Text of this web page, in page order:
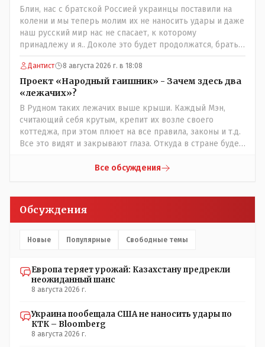
Блин, нас с братской Россией украинцы поставили на
колени и мы теперь молим их не наносить удары и даже
наш русский мир нас не спасает, к которому
принадлежу и я.. Доколе это будет продолжатся, братья
мои зетники на форуме?
Дантист 8 августа 2026 г. в 18:08
Проект «Народный гаишник» - Зачем здесь два
«лежачих»?
В Рудном таких лежачих выше крыши. Каждый Мэн,
считающий себя крутым, крепит их возле своего
коттеджа, при этом плюет на все правила, законы и т.д.
Все это видят и закрывают глаза. Откуда в стране будет
Все обсуждения
Обсуждения
Новые Популярные Свободные темы
Европа теряет урожай: Казахстану предрекли
неожиданный шанс
8 августа 2026 г.
Украина пообещала США не наносить удары по
КТК – Bloomberg
8 августа 2026 г.